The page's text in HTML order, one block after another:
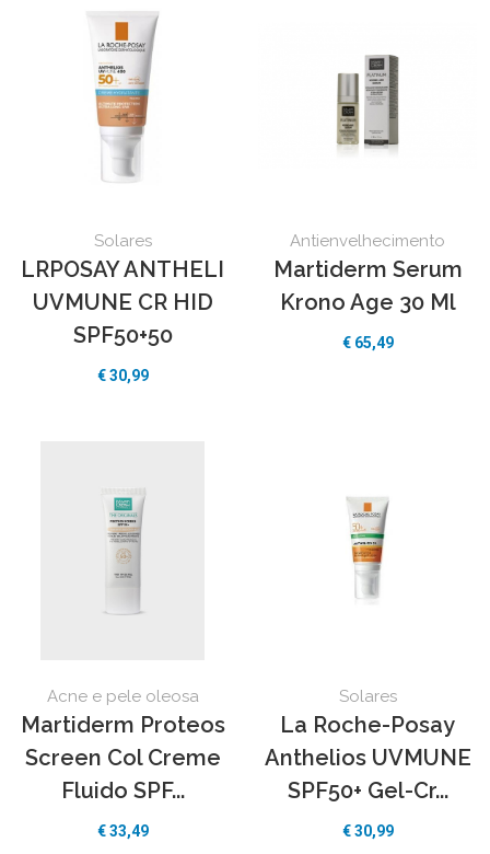
Solares
LRPOSAY ANTHELI
UVMUNE CR HID
SPF50+50
€30,99
Antienvelhecimento
Martiderm Serum
Krono Age 30 Ml
€ 65,49
Acne e pele oleosa
Martiderm Proteos
Screen Col Creme
Fluido SPF...
€33,49
Solares
La Roche-Posay
Anthelios UVMUNE
SPF50+ Gel-Cr...
€30,99